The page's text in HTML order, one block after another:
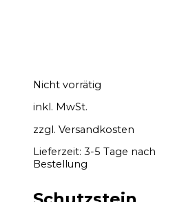
Nicht vorrätig
inkl. MwSt.
zzgl. Versandkosten
Lieferzeit: 3-5 Tage nach
Bestellung